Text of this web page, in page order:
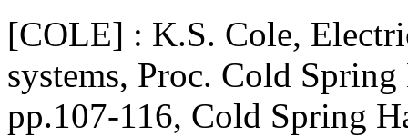
[COLE] : K.S. Cole,
systems, Proc. Cold
pp.107-116, Cold Spring